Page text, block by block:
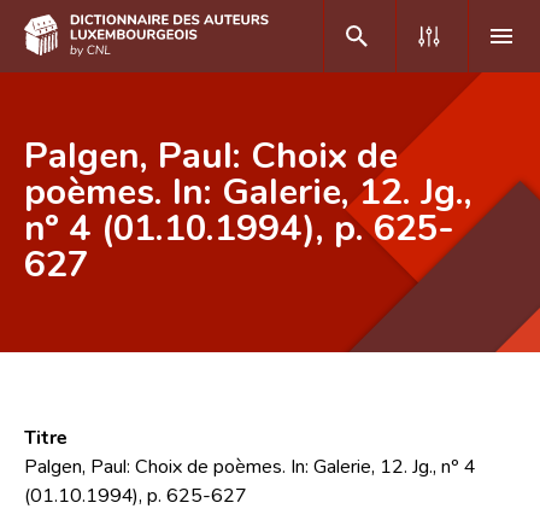
DE FR
Accueil
Auteur(e)s A-Z
Équipe scientifique
Contact
Palgen, Paul: Choix de
poèmes. In: Galerie, 12. Jg.,
nº 4 (01.10.1994), p. 625-
627
Titre
Palgen, Paul: Choix de poèmes. In: Galerie, 12. Jg., nº 4
(01.10.1994), p. 625-627